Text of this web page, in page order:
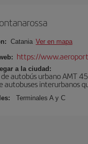
Catania Ver en mapa
https://
a la ciudad:
de autobús urbano AMT
autobuses interurbanos
Terminales A y C